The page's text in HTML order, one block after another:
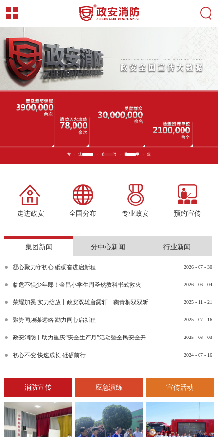
走进政安 全国分布 专业政安 预约宣传
集团新闻 分中心新闻 行业新闻
2026 - 07 - 30
凝心聚力守初心 砥砺奋进启新程
2026 - 06 - 04
临危不惧少年郎！金昌小学生周圣然教科书式救火
2025 - 11 - 21
荣耀加冕 实力绽放丨政安双雄唐露轩、鞠青桐双双斩获“渝消蓝盾讲师团金牌讲师”比武竞赛决赛大奖
2025 - 07 - 16
聚势同频谋远略 勠力同心启新程
2025 - 06 - 03
政安消防丨助力重庆“安全生产月”活动暨全民安全开放日活动
2024 - 07 - 16
初心不变 快速成长 砥砺前行
消防宣传 应急演练 宣传活动